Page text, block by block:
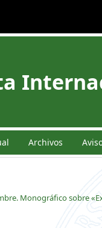
Archivos
Monográfico sobre